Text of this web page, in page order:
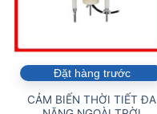
Đặt hàng trước
CẢM BIẾN THỜI TIẾT ĐA